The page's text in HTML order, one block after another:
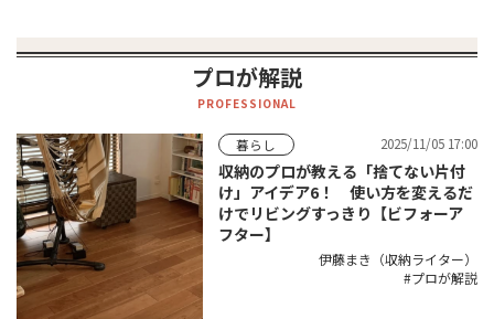
プロが解説
PROFESSIONAL
暮らし 2025/11/05 17:00
収納のプロが教える「捨てない片付
け」アイデア6！ 使い方を変えるだ
けでリビングすっきり【ビフォーア
フター】
伊藤まき（収納ライター）
プロが解説